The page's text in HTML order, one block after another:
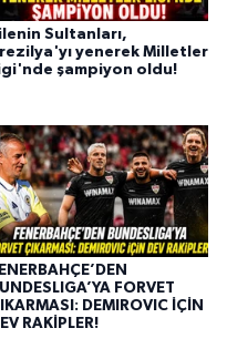
Sultanları,
yenerek Milletler
şampiyon oldu!
FORVET
DEMIROVIC İÇİN
RAKİPLER!